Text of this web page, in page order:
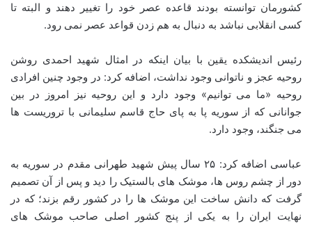
کشورمان توانسته بودند قاعده عصر خود را تغییر دهند و البته تا
کسی انقلابی نباشد به دنبال به هم زدن قواعد عصر نمی رود.
رئیس اندیشکده یقین با بیان اینکه در امثال شهید احمدی روشن
روحیه عجز و ناتوانی وجود نداشت، اضافه کرد: در وجود چنین افرادی
روحیه «ما می توانیم» وجود دارد و این روحیه نیز امروز در بین
جوانانی که از سوریه پا به پای حاج قاسم سلیمانی با تروریست ها
می جنگند، وجود دارد.
عباسی اضافه کرد: ۲۵ سال پیش شهید طهرانی مقدم در سوریه به
دور از چشم روس ها، موشک های بالستیک را دید و پس از آن تصمیم
گرفت که دانش ساخت این موشک ها را در کشور رقم بزند؛ که در
نهایت ایران را به یکی از پنج کشور اصلی صاحب موشک های